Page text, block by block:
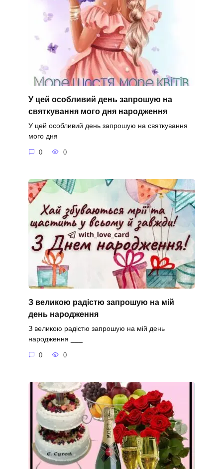
У цей особливий день запрошую на
святкування мого дня народження
У цей особливий день запрошую на святкування
мого дня
0 0
З великою радістю запрошую на мій
день народження
З великою радістю запрошую на мій день
народження ___
0 0